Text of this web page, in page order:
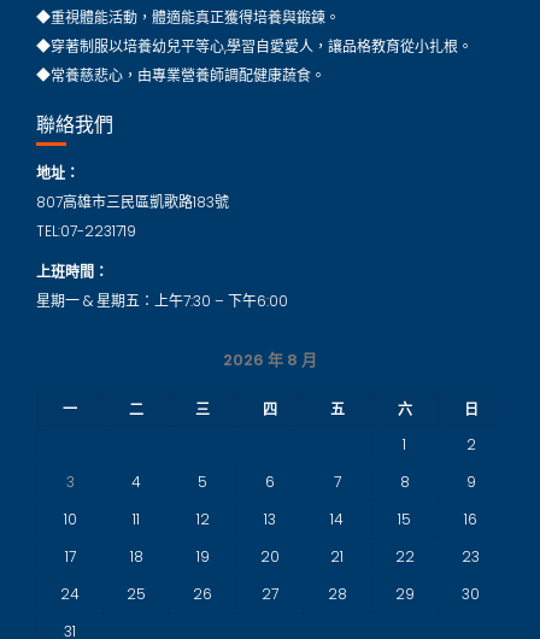
◆重視體能活動，體適能真正獲得培養與鍛鍊。
◆穿著制服以培養幼兒平等心,學習自愛愛人，讓品格教育從小扎根。
◆常養慈悲心，由專業營養師調配健康蔬食。
聯絡我們
地址：
807高雄市三民區凱歌路183號
TEL:07-2231719
上班時間：
星期一 & 星期五：上午7:30 – 下午6:00
2026 年 8 月
一 二 三 四 五 六
日
1
2
3
4 5 6 7 8
9
10
11 12 13 14 15
16
17
18 19 20 21 22
23
24
25 26 27 28 29
30
31